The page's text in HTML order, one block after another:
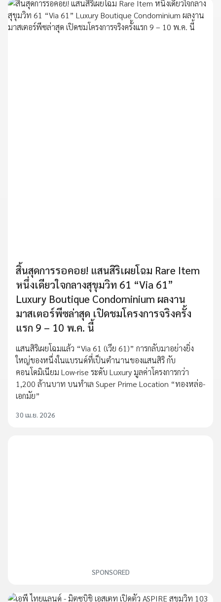
สิ้นสุดการรอคอย! แสนสิริเผยโฉม Rare Item
หนึ่งเดียวใจกลางสุขุมวิท 61 “Via 61”
Luxury Boutique Condominium ผลงาน
มาสเตอร์พีซล่าสุด เปิดชมโครงการจริงครั้ง
แรก 9 – 10 พ.ค. นี้
แสนสิริเผยโฉมแล้ว “Via 61 (เวีย 61)” การกลับมาอย่างยิ่ง
ใหญ่ของหนึ่งในแบรนด์ที่เป็นตำนานของแสนสิริ กับ
คอนโดมิเนียม Low-rise ระดับ Luxury มูลค่าโครงการกว่า
1,200 ล้านบาท บนทำเล Super Prime Location “ทองหล่อ-
เอกมัย”
30 เม.ย. 2026
SPONSORED